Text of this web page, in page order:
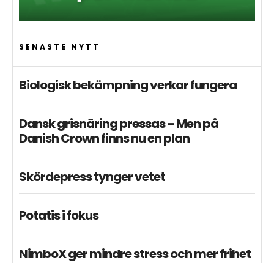
SENASTE NYTT
Biologisk bekämpning verkar fungera
Dansk grisnäring pressas – Men på
Danish Crown finns nu en plan
Skördepress tynger vetet
Potatis i fokus
NimboX ger mindre stress och mer frihet